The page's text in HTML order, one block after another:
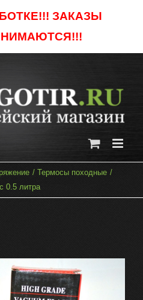
ЗАКАЗЫ
Термосы походные
0.5 литра